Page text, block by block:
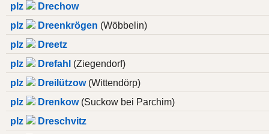
plz
Drechow
plz
Dreenkrögen (Wöbbelin)
plz
Dreetz
plz
Drefahl (Ziegendorf)
plz
Dreilützow(Wittendörp)
plz
Drenkow(Suckow bei Parchim)
plz
Dreschvitz